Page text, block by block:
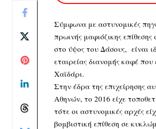
Σύμφωνα με αστυνομικές
πρωινής μαφιόζικης
στο ύψος του Δάσους, είναι
εταιρείας διανομής καφέ που
Χαϊδάρι.
Στην έδρα της επιχείρησης
Αθηνών, το 2016 είχε
τότε οι αστυνομικές αρχές
βομβιστική επίθεση σε